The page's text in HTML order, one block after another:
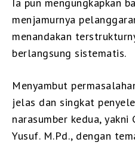
Ia pun mengungkapkan
menjamurnya
menandakan
berlangsung sistematis.
Menyambut
jelas dan singkat
narasumber kedua, yakni
Yusuf. M.Pd., dengan